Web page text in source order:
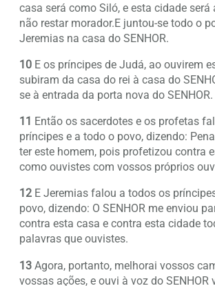
casa será como Siló, e esta cidade será
não restar morador.E juntou-se todo o
Jeremias na casa do SENHOR.
10 E os príncipes de Judá, ao ouvirem
subiram da casa do rei à casa do
se à entrada da porta nova do SENHOR.
11 Então os sacerdotes e os profetas
príncipes e a todo o povo, dizendo:
ter este homem, pois profetizou contra
como ouvistes com vossos próprios
12 E Jeremias falou a todos os
povo, dizendo: O SENHOR me enviou
contra esta casa e contra esta cidade
palavras que ouvistes.
13 Agora, portanto, melhorai vossos
vossas ações, e ouvi à voz do SENHOR